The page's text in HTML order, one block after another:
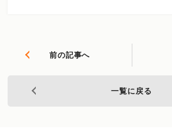
前の記事へ
一覧に戻る